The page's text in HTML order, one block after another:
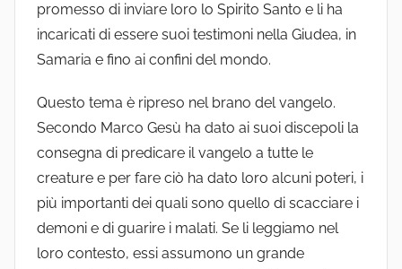
promesso di inviare loro lo Spirito Santo e li ha
incaricati di essere suoi testimoni nella Giudea, in
Samaria e fino ai confini del mondo.
Questo tema è ripreso nel brano del vangelo.
Secondo Marco Gesù ha dato ai suoi discepoli la
consegna di predicare il vangelo a tutte le
creature e per fare ciò ha dato loro alcuni poteri, i
più importanti dei quali sono quello di scacciare i
demoni e di guarire i malati. Se li leggiamo nel
loro contesto, essi assumono un grande